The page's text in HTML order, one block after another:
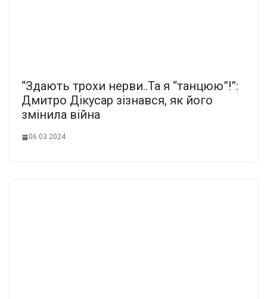
“Здають трохи нерви..Та я “танцюю”!”:
Дмитро Дікусар зізнався, як його
змінила війна
06.03.2024